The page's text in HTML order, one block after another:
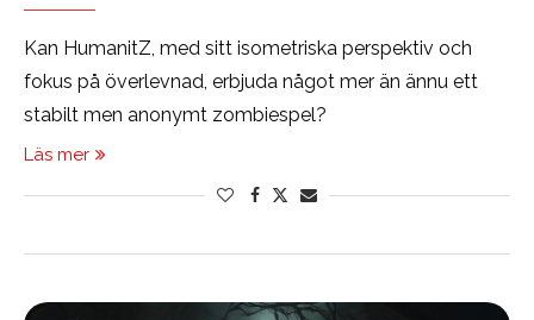
Kan HumanitZ, med sitt isometriska perspektiv och
fokus på överlevnad, erbjuda något mer än ännu ett
stabilt men anonymt zombiespel?
Läs mer